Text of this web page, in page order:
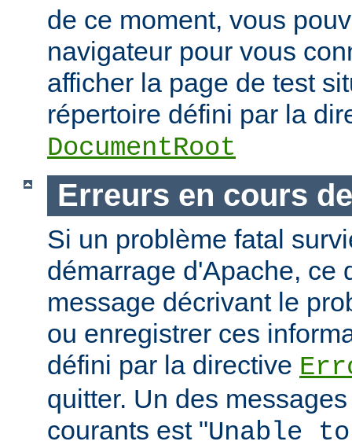
de ce moment, vous
navigateur pour vous
afficher la page de test
répertoire défini par la
DocumentRoot
Erreurs en cours
Si un problème fatal
démarrage d'Apache, ce
message décrivant le
ou enregistrer ces
défini par la directive
quitter. Un des
courants est "Unable